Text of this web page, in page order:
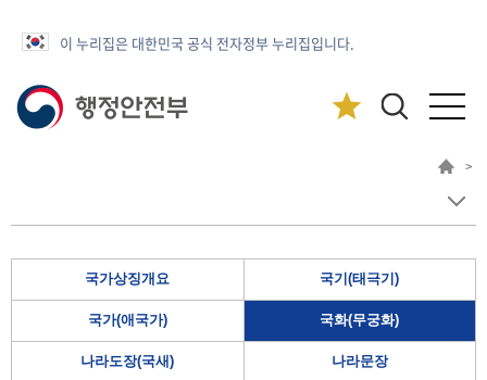
이 누리집은 대한민국 공식 전자정부 누리집입니다.
>
국가상징개요 국기(태극기)
국가(애국가) 국화(무궁화)
나라도장(국새) 나라문장